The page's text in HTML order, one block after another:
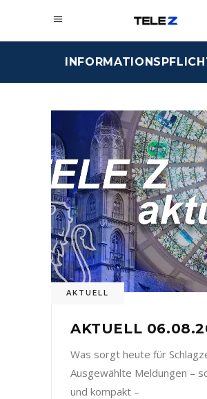
AKTUELL
AKTUELL
Was sorgt heute für
Ausgewählte Meldungen –
und kompakt –